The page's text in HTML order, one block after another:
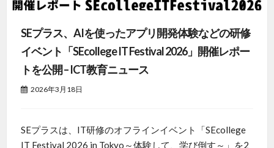
SEプラス、AIを使ったアプリ開発体験などの研修
イベント「SEcollege IT Festival 2026」開催レポー
トを公開 – ICT教育ニュース
2026年3月18日
SEプラスは、IT研修のオフラインイベント「SEcollege
IT Festival 2026 in Tokyo～体験して、学び倒す～」を2